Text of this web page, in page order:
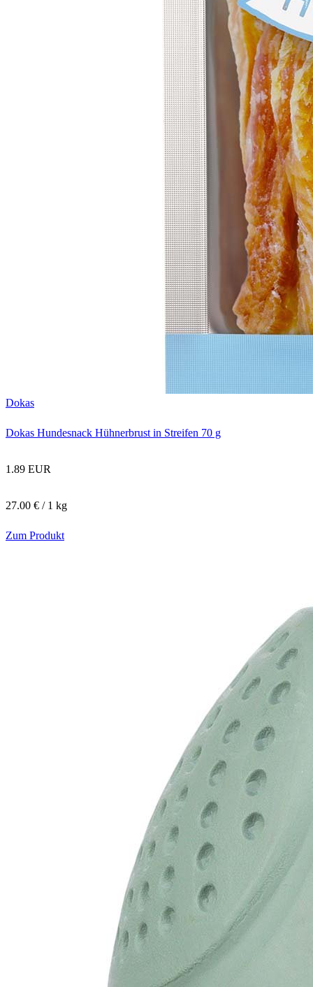
Dokas
Dokas Hundesnack Hühnerbrust in Streifen 70 g
1.89 EUR
27.00 € / 1 kg
Zum Produkt